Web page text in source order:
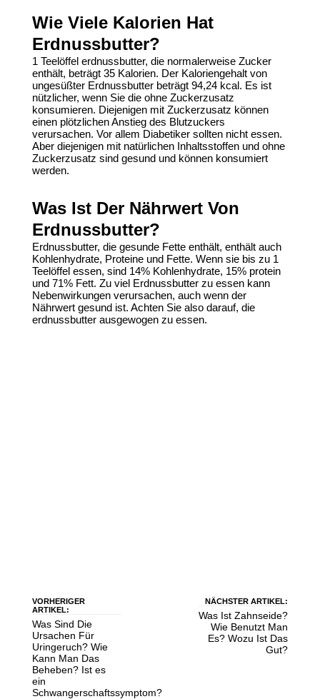
Wie Viele Kalorien Hat
Erdnussbutter?
1 Teelöffel erdnussbutter, die normalerweise Zucker
enthält, beträgt 35 Kalorien. Der Kaloriengehalt von
ungesüßter Erdnussbutterbeträgt 94,24 kcal. Es ist
nützlicher, wenn Sie die ohne Zuckerzusatz
konsumieren. Diejenigen mit Zuckerzusatz können
einen plötzlichen Anstieg des Blutzuckers
verursachen. Vor allem Diabetiker sollten nicht essen.
Aber diejenigen mit natürlichen Inhaltsstoffen und ohne
Zuckerzusatz sind gesund und können konsumiert
werden.
Was Ist Der Nährwert Von
Erdnussbutter?
Erdnussbutter, die gesunde Fette enthält, enthält auch
Kohlenhydrate, Proteine und Fette. Wenn sie bis zu 1
Teelöffel essen, sind 14% Kohlenhydrate, 15% protein
und 71% Fett. Zu viel Erdnussbutter zu essen kann
Nebenwirkungen verursachen, auch wenn der
Nährwert gesund ist. Achten Sie also darauf, die
erdnussbutterausgewogen zu essen.
VORHERIGER
ARTIKEL:
Was Sind Die
Ursachen Für
Uringeruch? Wie
Kann Man Das
Beheben? Ist es
ein
Schwangerschaftssymptom?
NÄCHSTER ARTIKEL:
Was Ist Zahnseide?
Wie Benutzt Man
Es? Wozu Ist Das
Gut?